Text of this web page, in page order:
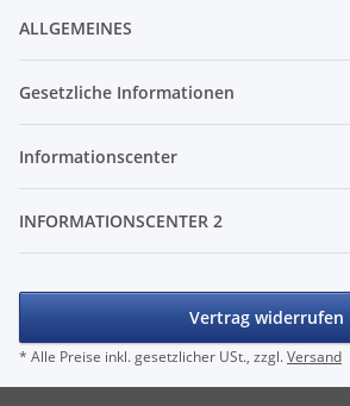
ALLGEMEINES
Gesetzliche Informationen
Informationscenter
INFORMATIONSCENTER 2
Vertrag widerrufen
* Alle Preise inkl. gesetzlicher USt., zzgl.Versand